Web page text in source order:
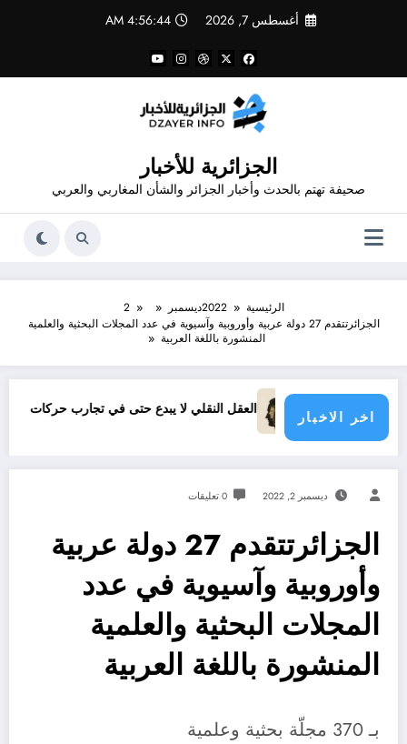
أغسطس 7, 2026 4:56:45 AM
الجزائرية للأخبار
صحيفة تهتم بالحدث وأخبار الجزائر والشأن المغاربي والعربي
الرئيسية 2022ديسمبر
2
الجزائرتتقدم 27 دولة عربية وأوروبية وآسيوية في عدد المجلات البحثية والعلمية
المنشورة باللغة العربية
اخر الاخبار
العقل النقلي لا يبدع حتى في تجارب حركات التحرر الوطني
ديسمبر 2, 2022 0 تعليقات
الجزائرتتقدم 27 دولة عربية
وأوروبية وآسيوية في عدد
المجلات البحثية والعلمية
المنشورة باللغة العربية
بـ 370 مجلّة بحثية وعلمية